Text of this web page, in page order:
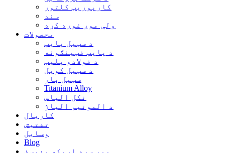
کارپوریټ کلتور
سند
ولې موږ غوره کړه
محصولات
د سټیل پایپ
د پایپ فټینګونه
د فولادو پلیټ
د سټیل کویل
سټیل بار
Titanium Alloy
نکل الیاس
د المونیم الیاژ
کاریال
تفتیش
وسايل
Blog
موږ سره اړیکه ونیسئ